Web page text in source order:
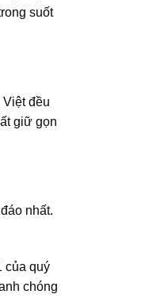
suốt
đều
giữ gọn
nhất.
của quý
chóng